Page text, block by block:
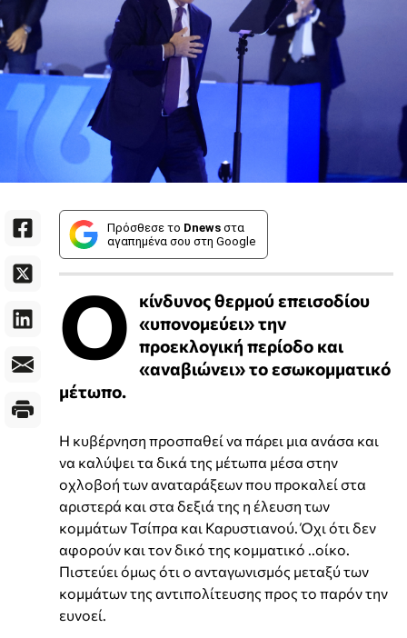
Πρόσθεσε το Dnews στα
αγαπημένα σου στη Google
Ο κίνδυνος θερμού επεισοδίου
«υπονομεύει» την
προεκλογική περίοδο και
«αναβιώνει» το εσωκομματικό
μέτωπο.
Η κυβέρνηση προσπαθεί να πάρει μια ανάσα και
να καλύψει τα δικά της μέτωπα μέσα στην
οχλοβοή των αναταράξεων που προκαλεί στα
αριστερά και στα δεξιά της η έλευση των
κομμάτων Τσίπρα και Καρυστιανού. Όχι ότι δεν
αφορούν και τον δικό της κομματικό ..οίκο.
Πιστεύει όμως ότι ο ανταγωνισμός μεταξύ των
κομμάτων της αντιπολίτευσης προς το παρόν την
ευνοεί.